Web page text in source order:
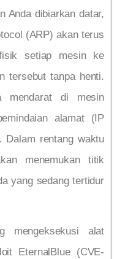
Anda dibiarkan datar,
(ARP) akan terus
setiap mesin ke
tersebut tanpa henti.
mendarat di mesin
alamat (IP
Dalam rentang waktu
menemukan titik
yang sedang tertidur
mengeksekusi alat
EternalBlue (CVE-